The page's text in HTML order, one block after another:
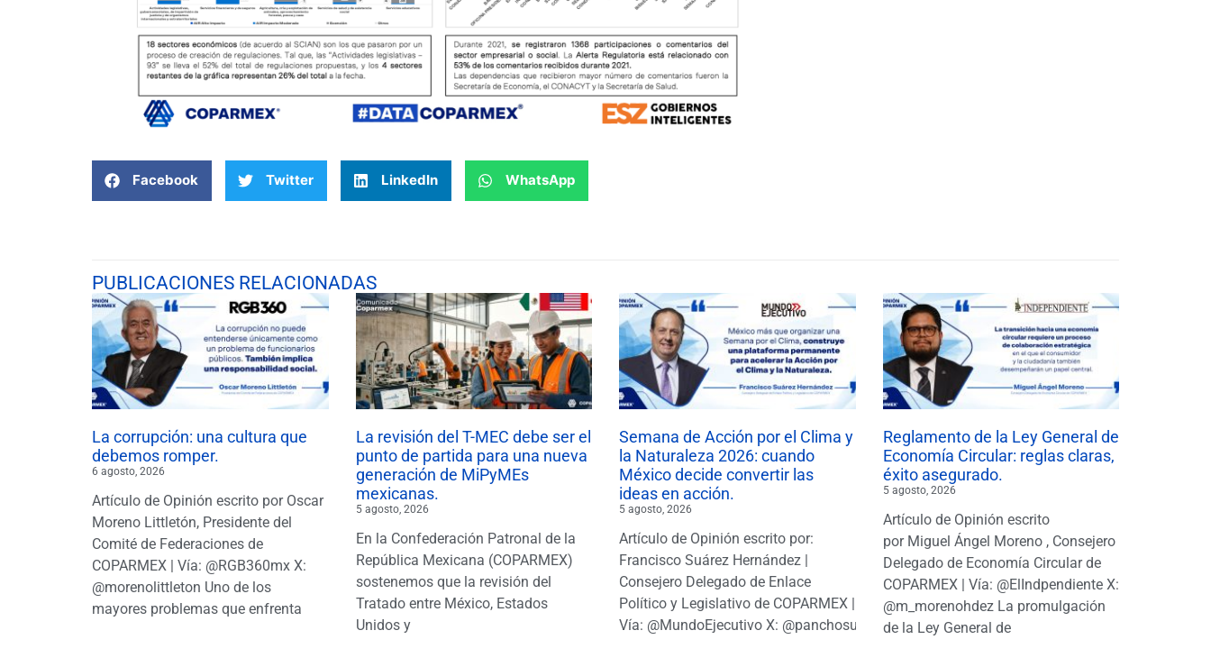
Facebook Twitter LinkedIn WhatsApp
PUBLICACIONES RELACIONADAS
La corrupción: una cultura que
debemos romper.
6 agosto, 2026
Artículo de Opinión escrito por Oscar
Moreno Littletón, Presidente del
Comité de Federaciones de
COPARMEX | Vía: @RGB360mx X:
@morenolittleton Uno de los
mayores problemas que enfrenta
La revisión del T-MEC debe ser el
punto de partida para una nueva
generación de MiPyMEs
mexicanas.
5 agosto, 2026
En la Confederación Patronal de la
República Mexicana (COPARMEX)
sostenemos que la revisión del
Tratado entre México, Estados
Unidos y
Semana de Acción por el Clima y
la Naturaleza 2026: cuando
México decide convertir las
ideas en acción.
5 agosto, 2026
Artículo de Opinión escrito por:
Francisco Suárez Hernández |
Consejero Delegado de Enlace
Político y Legislativo de COPARMEX |
Vía: @MundoEjecutivo X: @panchosuarezh
Reglamento de la Ley General de
Economía Circular: reglas claras,
éxito asegurado.
5 agosto, 2026
Artículo de Opinión escrito
por Miguel Ángel Moreno , Consejero
Delegado de Economía Circular de
COPARMEX | Vía: @ElIndpendiente X:
@m_morenohdez La promulgación
de la Ley General de